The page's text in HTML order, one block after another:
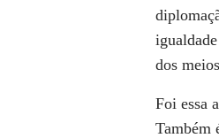
dos
Foi essa
Também